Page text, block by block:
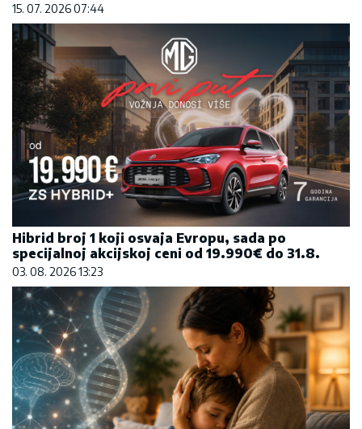
15. 07. 2026 07:44
Hibrid broj 1 koji osvaja Evropu, sada po
specijalnoj akcijskoj ceni od 19.990€ do 31.8.
03. 08. 2026 13:23